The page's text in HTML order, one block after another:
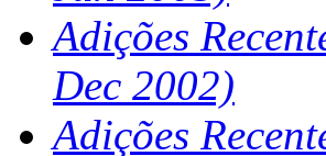
Adições
Dec 2002)
Adições